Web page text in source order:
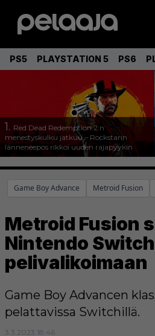
PS5 PLAYSTATION 5 PS6
1. Red Dead Redemption 2:n
menestyskulku jatkuu – Rockstarin
länneneepos rikkoi uuden rajapyykin
Game Boy Advance Metroid Fusion
Metroid Fusion
Nintendo
pelivalikoimaan
Game Boy Advancen
pelattavissa Switchillä.
3.3.2023 18:46